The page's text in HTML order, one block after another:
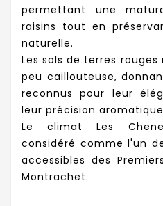
permettant une
raisins tout en
naturelle.
Les sols de terres
peu caillouteuse,
reconnus pour leur
leur précision
Le climat Les
considéré comme l'un
accessibles des
Montrachet.